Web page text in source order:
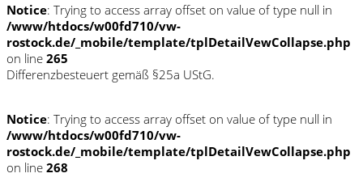
Notice: Trying to access array offset on value of type null in
/www/htdocs/w00fd710/vw-
rostock.de/_mobile/template/tplDetailVewCollapse.php
on line 265
Differenzbesteuert gemäß §25a UStG.
Notice: Trying to access array offset on value of type null in
/www/htdocs/w00fd710/vw-
rostock.de/_mobile/template/tplDetailVewCollapse.php
on line 268